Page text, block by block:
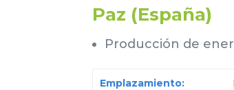
Paz (España)
Producción de
Emplazamiento: